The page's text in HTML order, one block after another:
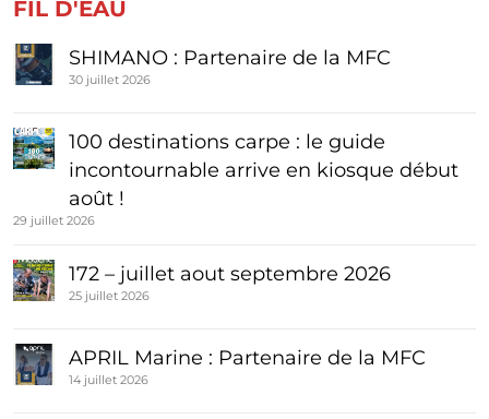
FIL D'EAU
SHIMANO : Partenaire de la MFC
30 juillet 2026
100 destinations carpe : le guide
incontournable arrive en kiosque début
août !
29 juillet 2026
172 – juillet aout septembre 2026
25 juillet 2026
APRIL Marine : Partenaire de la MFC
14 juillet 2026